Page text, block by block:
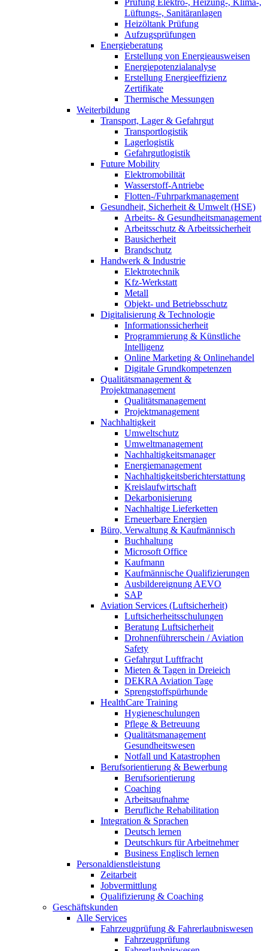
Lüftungs-, Sanitäranlagen
Heizöltank Prüfung
Aufzugsprüfungen
Energieberatung
Erstellung von Energieausweisen
Energiepotenzialanalyse
Erstellung Energieeffizienz
Zertifikate
Thermische Messungen
Weiterbildung
Transport, Lager & Gefahrgut
Transportlogistik
Lagerlogistik
Gefahrgutlogistik
Future Mobility
Elektromobilität
Wasserstoff-Antriebe
Flotten-/Fuhrparkmanagement
Gesundheit, Sicherheit & Umwelt (HSE)
Arbeits- & Gesundheitsmanagement
Arbeitsschutz & Arbeitssicherheit
Bausicherheit
Brandschutz
Handwerk & Industrie
Elektrotechnik
Kfz-Werkstatt
Metall
Objekt- und Betriebsschutz
Digitalisierung & Technologie
Informationssicherheit
Programmierung & Künstliche
Intelligenz
Online Marketing & Onlinehandel
Digitale Grundkompetenzen
Qualitätsmanagement &
Projektmanagement
Qualitätsmanagement
Projektmanagement
Nachhaltigkeit
Umweltschutz
Umweltmanagement
Nachhaltigkeitsmanager
Energiemanagement
Nachhaltigkeitsberichterstattung
Kreislaufwirtschaft
Dekarbonisierung
Nachhaltige Lieferketten
Erneuerbare Energien
Büro, Verwaltung & Kaufmännisch
Buchhaltung
Microsoft Office
Kaufmann
Kaufmännische Qualifizierungen
Ausbildereignung AEVO
SAP
Aviation Services (Luftsicherheit)
Luftsicherheitsschulungen
Beratung Luftsicherheit
Drohnenführerschein / Aviation
Safety
Gefahrgut Luftfracht
Mieten & Tagen in Dreieich
DEKRA Aviation Tage
Sprengstoffspürhunde
HealthCare Training
Hygieneschulungen
Pflege & Betreuung
Qualitätsmanagement
Gesundheitswesen
Notfall und Katastrophen
Berufsorientierung & Bewerbung
Berufsorientierung
Coaching
Arbeitsaufnahme
Berufliche Rehabilitation
Integration & Sprachen
Deutsch lernen
Deutschkurs für Arbeitnehmer
Business Englisch lernen
Personaldienstleistung
Zeitarbeit
Jobvermittlung
Qualifizierung & Coaching
Geschäftskunden
Alle Services
Fahrzeugprüfung & Fahrerlaubniswesen
Fahrzeugprüfung